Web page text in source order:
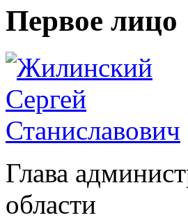
Первое лицо
Глава
области